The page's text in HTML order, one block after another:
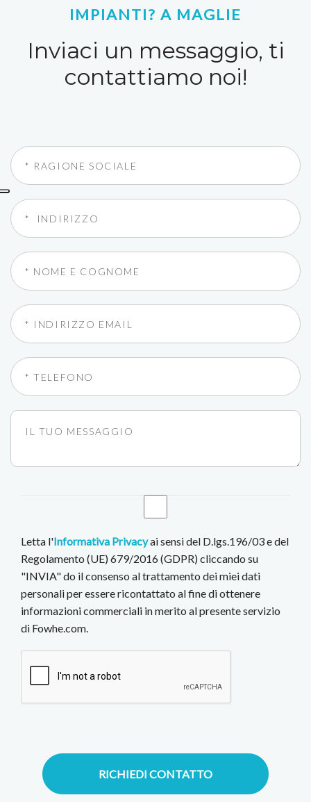
IMPIANTI? A MAGLIE
Inviaci un messaggio, ti
contattiamo noi!
Letta l'Informativa Privacyai sensi del D.lgs.196/03 e del
Regolamento (UE) 679/2016 (GDPR) cliccando su
"INVIA" do il consenso al trattamento dei miei dati
personali per essere ricontattato al fine di ottenere
informazioni commerciali in merito al presente servizio
di Fowhe.com.
RICHIEDI CONTATTO